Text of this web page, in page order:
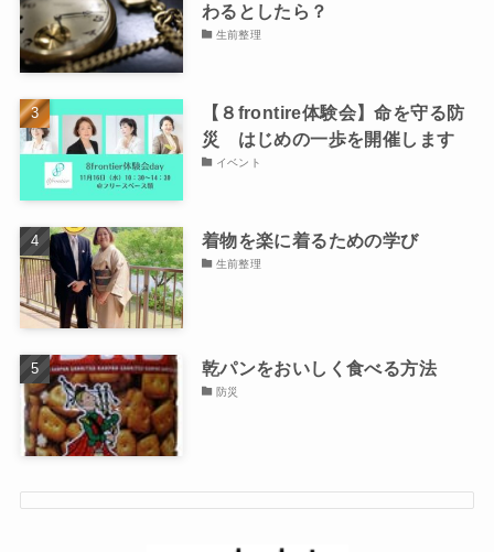
わるとしたら？
生前整理
【８frontire体験会】命を守る防
災 はじめの一歩を開催します
イベント
着物を楽に着るための学び
生前整理
乾パンをおいしく食べる方法
防災